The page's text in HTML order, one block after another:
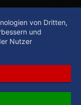
von Dritten,
und
Nutzer